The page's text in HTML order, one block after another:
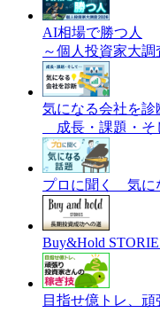
AI相場で勝つ人
～個人投資家大調
気になる会社を診
成長・課題・
プロに聞く 気に
Buy&Hold
目指せ億トレ、